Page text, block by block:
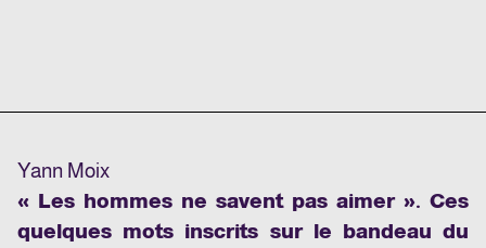
Yann Moix
« Les hommes ne savent pas aimer ». Ces
quelques mots inscrits sur le bandeau du